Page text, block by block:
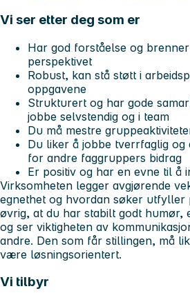
Vi ser etter deg som er
Har god forståelse og
perspektivet
Robust, kan stå støtt i
oppgavene
Strukturert og har gode
jobbe selvstendig og i team
Du må mestre
Du liker å jobbe tverrfaglig og
for andre faggruppers bidrag
Er positiv og har en evne til å
Virksomheten legger avgjørende
egnethet og hvordan søker
øvrig, at du har stabilt godt humør,
og ser viktigheten av
andre. Den som får stillingen, må
være løsningsorientert.
Vi tilbyr